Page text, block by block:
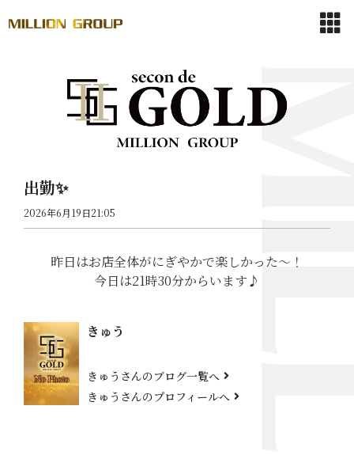
出勤✨
2026年6月19日21:05
昨日はお店全体がにぎやかで楽しかった〜！
今日は21時30分からいます♪
きゅう
きゅうさんのブログ一覧へ
きゅうさんのプロフィールへ